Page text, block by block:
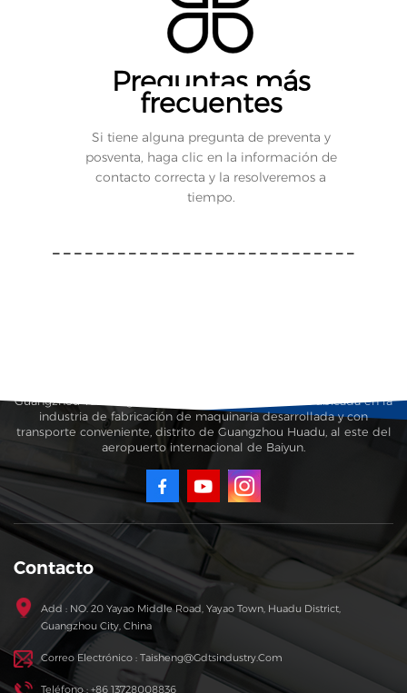
Preguntas más
frecuentes
Si tiene alguna pregunta de preventa y
posventa, haga clic en la información de
contacto correcta y la resolveremos a
tiempo.
----------------------------
Guangzhou Taisheng Carton Machinery Co., Ltd. está ubicada en la
industria de fabricación de maquinaria desarrollada y con
transporte conveniente, distrito de Guangzhou Huadu, al este del
aeropuerto internacional de Baiyun.
Contacto
Add : NO. 20 Yayao Middle Road, Yayao Town, Huadu District,
Guangzhou City, China
Correo Electrónico : Taisheng@gdtsindustry.com
Teléfono : +86 13728008836